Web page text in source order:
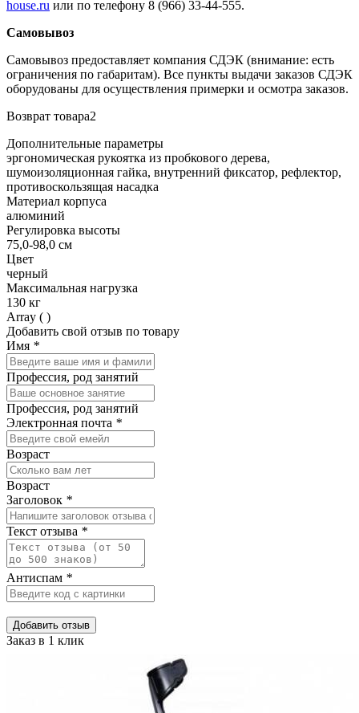
house.ru или по телефону 8 (966) 33-44-555.
Самовывоз
Самовывоз предоставляет компания СДЭК (внимание: есть
ограничения по габаритам). Все пункты выдачи заказов СДЭК
оборудованы для осуществления примерки и осмотра заказов.
Возврат товара2
Дополнительные параметры
эргономическая рукоятка из пробкового дерева,
шумоизоляционная гайка, внутренний фиксатор, рефлектор,
противоскользящая насадка
Материал корпуса
алюминий
Регулировка высоты
75,0-98,0 см
Цвет
черный
Максимальная нагрузка
130 кг
Array ( )
Добавить свой отзыв по товару
Имя *
Профессия, род занятий
Профессия, род занятий
Электронная почта *
Возраст
Возраст
Заголовок *
Текст отзыва *
Антиспам *
Добавить отзыв
Заказ в 1 клик